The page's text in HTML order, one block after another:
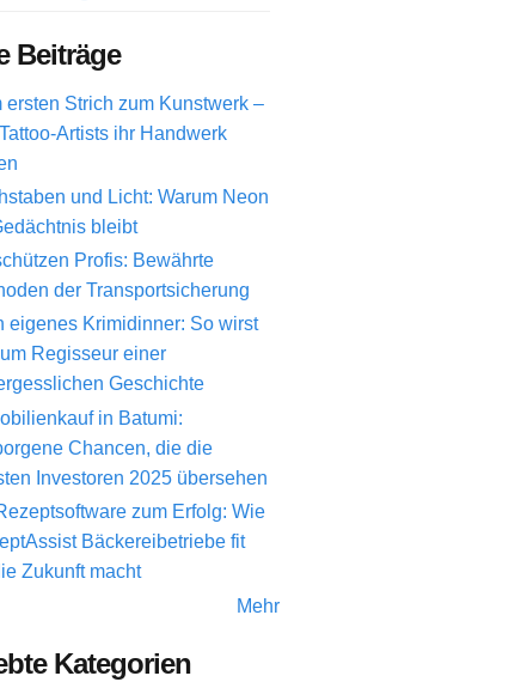
Beiträge
ersten Strich zum Kunstwerk –
Artists ihr Handwerk
und Licht: Warum Neon
bleibt
Profis: Bewährte
der Transportsicherung
eigenes Krimidinner: So wirst
Regisseur einer
Geschichte
in Batumi:
Chancen, die die
Investoren 2025 übersehen
zum Erfolg: Wie
Bäckereibetriebe fit
Zukunft macht
Mehr
Kategorien